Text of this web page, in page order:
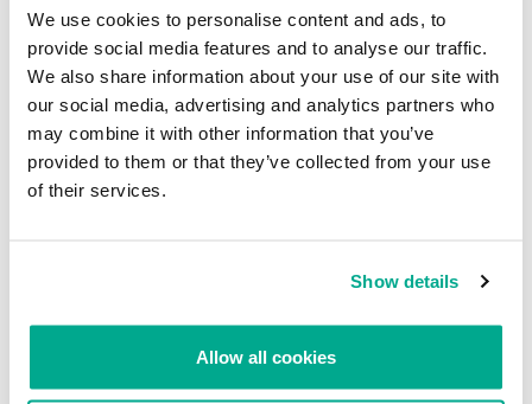
We use cookies to personalise content and ads, to
provide social media features and to analyse our traffic.
We also share information about your use of our site with
our social media, advertising and analytics partners who
may combine it with other information that you’ve
provided to them or that they’ve collected from your use
of their services.
Show details
Allow all cookies
Si tu proveedor “upstream” no ha modificado tu resolución DNS,
puedes visitar sitios como dns-ok.us, donde verás esta
modificación roja de DNSChanger si la evaluación sale positiva:
O sitios como este: